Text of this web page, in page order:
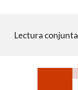
Lectura conjunta